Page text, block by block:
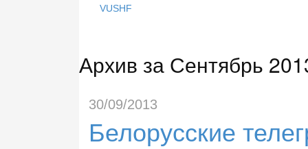
VUSHF
Архив за Сентябрь
30/09/2013
Белорусские